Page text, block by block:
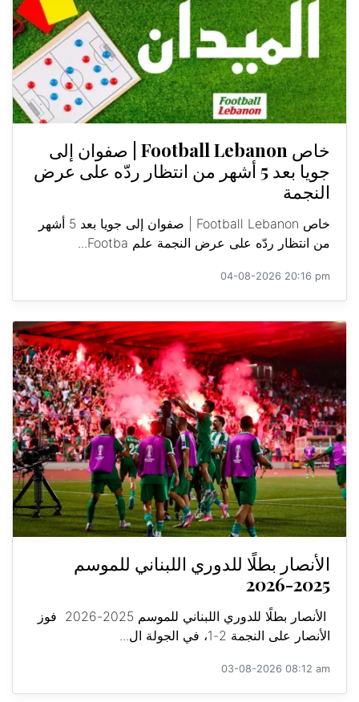
خاص Football Lebanon | صفوان إلى
جويا بعد 5 أشهر من انتظار ردّه على عرض
النجمة
خاص Football Lebanon | صفوان إلى جويا بعد 5 أشهر
من انتظار ردّه على عرض النجمة علم Footba...
04-08-2026 20:16 pm
الأنصار بطلًا للدوري اللبناني للموسم
2025-2026
الأنصار بطلًا للدوري اللبناني للموسم 2025-2026 فوز
الأنصار على النجمة 2-1، في الجولة ال...
03-08-2026 08:12 am